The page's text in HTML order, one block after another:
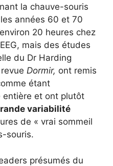
la chauve-souris
années 60 et 70
20 heures chez
mais des études
du Dr Harding
Dormir, ont remis
étant
entière et ont plutôt
variabilité
de « vrai sommeil
souris.
présumés du